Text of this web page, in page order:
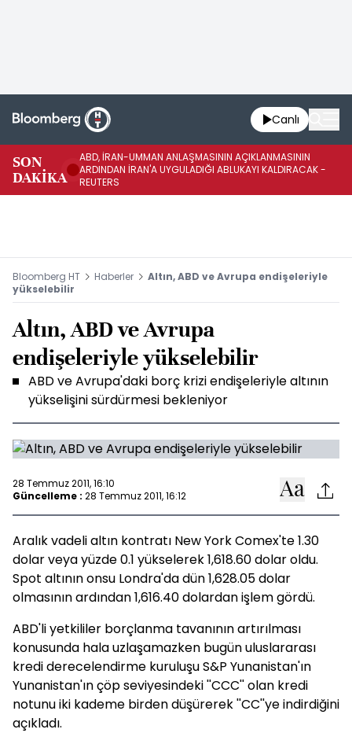
Canlı
SON
DAKİKA
ABD, İRAN-UMMAN ANLAŞMASININ AÇIKLANMASININ
ARDINDAN İRAN'A UYGULADIĞI ABLUKAYI KALDIRACAK -
REUTERS
Bloomberg HT Haberler
Altın, ABD ve Avrupa endişeleriyle
yükselebilir
Altın, ABD ve Avrupa
endişeleriyle yükselebilir
ABD ve Avrupa'daki borç krizi endişeleriyle altının
yükselişini sürdürmesi bekleniyor
28 Temmuz 2011, 16:10
Güncelleme : 28 Temmuz 2011, 16:12
Aralık vadeli altın kontratı New York Comex'te 1.30
dolar veya yüzde 0.1 yükselerek 1,618.60 dolar oldu.
Spot altının onsu Londra'da dün 1,628.05 dolar
olmasının ardından 1,616.40 dolardan işlem gördü.
ABD'li yetkililer borçlanma tavanının artırılması
konusunda hala uzlaşamazken bugün uluslararası
kredi derecelendirme kuruluşu S&P Yunanistan'ın
Yunanistan'ın çöp seviyesindeki ''CCC'' olan kredi
notunu iki kademe birden düşürerek ''CC''ye indirdiğini
açıkladı.